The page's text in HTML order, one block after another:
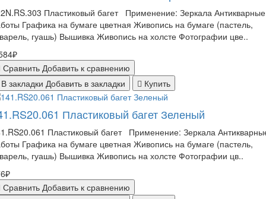
Пластиковый багет Применение: Зеркала Антикварные
Графика на бумаге цветная Живопись на бумаге (пастель,
гуашь) Вышивка Живопись на холсте Фотографии цве..
Сравнить Добавить к сравнению
закладки Добавить в закладки Купить
Пластиковый багет Зеленый
Пластиковый багет Применение: Зеркала
Графика на бумаге цветная Живопись на бумаге (пастель,
гуашь) Вышивка Живопись на холсте Фотографии цв..
Сравнить Добавить к сравнению